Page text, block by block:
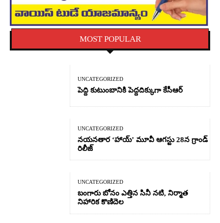
MOST POPULAR
UNCATEGORIZED
పెద్ది కుటుంబానికి పెద్దదిక్కుగా కేసీఆర్
UNCATEGORIZED
నయనతార ‘హాయ్’ మూవీ ఆగస్టు 28న గ్రాండ్
రిలీజ్
UNCATEGORIZED
బంగారు బోనం ఎత్తిన సినీ నటి, నిర్మాత
నిహారిక కొణిదెల